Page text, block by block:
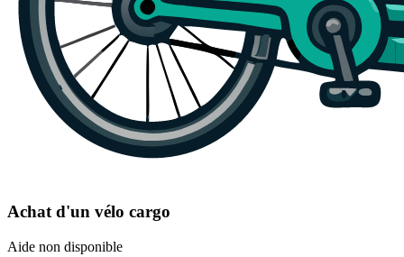
Achat d'un vélo cargo
Aide non disponible